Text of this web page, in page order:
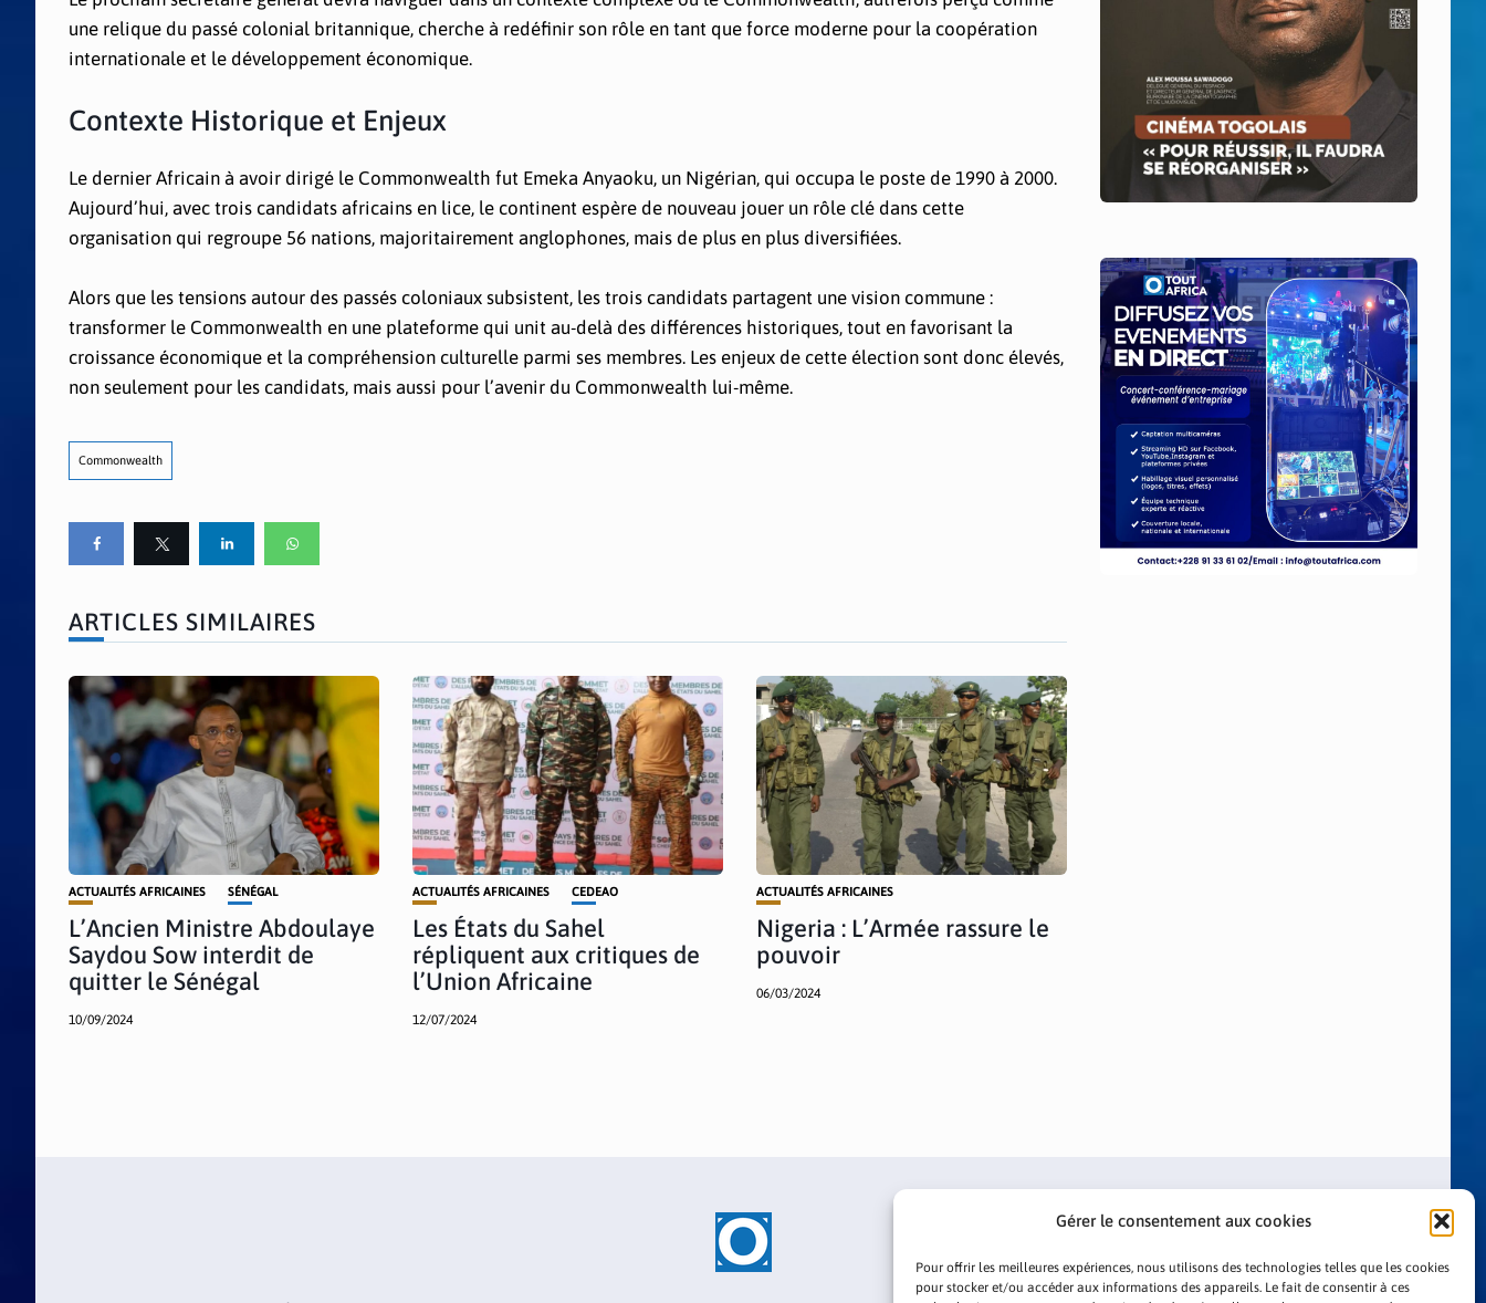
Gérer le consentement aux cookies
Pour offrir les meilleures expériences, nous utilisons des technologies telles que les cookies
pour stocker et/ou accéder aux informations des appareils. Le fait de consentir à ces
une relique du passé colonial britannique, cherche à redéfinir son rôle en tant que force moderne pour la coopération
internationale et le développement économique.
Contexte Historique et Enjeux
Le dernier Africain à avoir dirigé le Commonwealth fut Emeka Anyaoku, un Nigérian, qui occupa le poste de 1990 à 2000.
Aujourd’hui, avec trois candidats africains en lice, le continent espère de nouveau jouer un rôle clé dans cette
organisation qui regroupe 56 nations, majoritairement anglophones, mais de plus en plus diversifiées.
Alors que les tensions autour des passés coloniaux subsistent, les trois candidats partagent une vision commune :
transformer le Commonwealth en une plateforme qui unit au-delà des différences historiques, tout en favorisant la
croissance économique et la compréhension culturelle parmi ses membres. Les enjeux de cette élection sont donc élevés,
non seulement pour les candidats, mais aussi pour l’avenir du Commonwealth lui-même.
Commonwealth
ARTICLES SIMILAIRES
ACTUALITÉS AFRICAINES SÉNÉGAL
L’Ancien Ministre Abdoulaye
Saydou Sow interdit de
quitter le Sénégal
10/09/2024
ACTUALITÉS AFRICAINES CEDEAO
Les États du Sahel
répliquent aux critiques de
l’Union Africaine
12/07/2024
ACTUALITÉS AFRICAINES
Nigeria : L’Armée rassure le
pouvoir
06/03/2024